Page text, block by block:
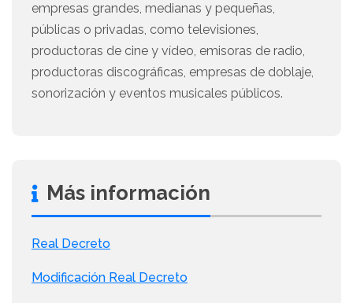
empresas grandes, medianas y pequeñas,
públicas o privadas, como televisiones,
productoras de cine y vídeo, emisoras de radio,
productoras discográficas, empresas de doblaje,
sonorización y eventos musicales públicos.
Más información
Real Decreto
Modificación Real Decreto